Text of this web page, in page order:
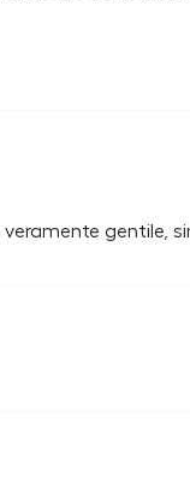
veramente gentile,